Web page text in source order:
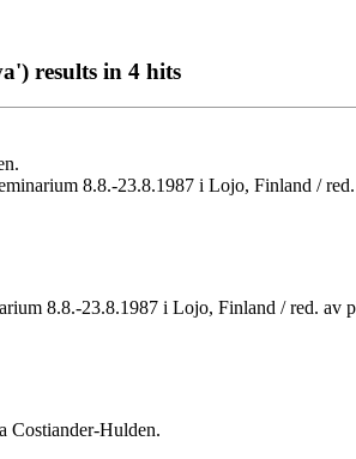
results in 4 hits
8.8.-23.8.1987 i Lojo, Finland /
8.8.-23.8.1987 i Lojo, Finland / red.
Costiander-Hulden.